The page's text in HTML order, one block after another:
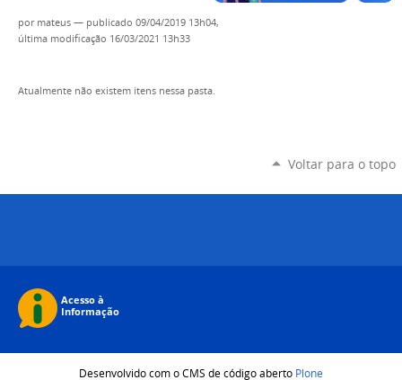
por mateus — publicado 09/04/2019 13h04,
última modificação 16/03/2021 13h33
Atualmente não existem itens nessa pasta.
Voltar para o topo
Desenvolvido com o CMS de código aberto Plone